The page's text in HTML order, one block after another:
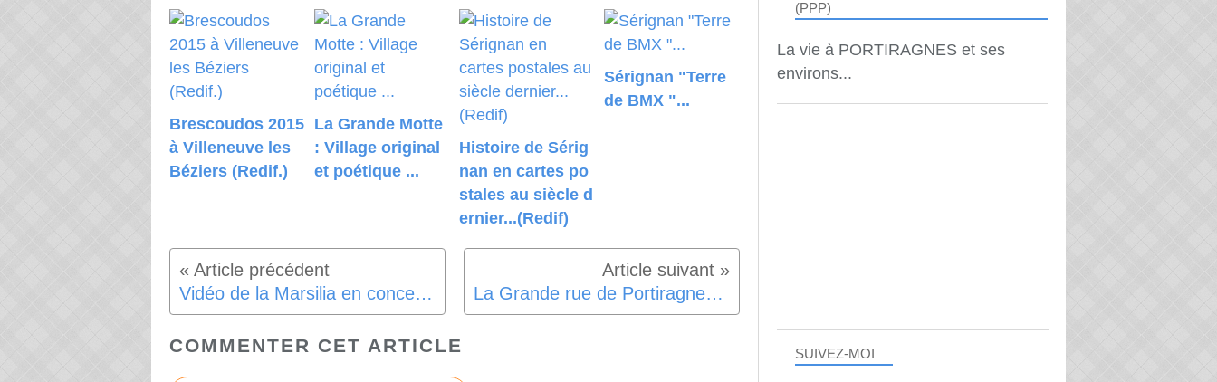
Brescoudos 2015
à Villeneuve les
Béziers (Redif.)
La Grande Motte
: Village original
et poétique ...
Histoire de Sérig
nan en cartes po
stales au siècle d
ernier...(Redif)
Sérignan "Terre
de BMX "...
Vidéo de la Marsilia en concert à Cers avec les Z'accro'Chants de Nezignan L'évêque La Grande rue de Portiragnes vers 1930
COMMENTER CET ARTICLE SUIVEZ-MOI
(PPP)
La vie à PORTIRAGNES et ses
environs...